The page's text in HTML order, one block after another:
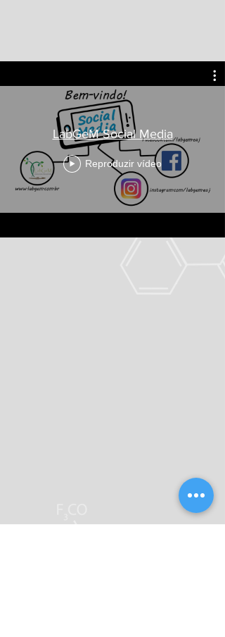
LabGeM Social Media
Reproduzir vídeo